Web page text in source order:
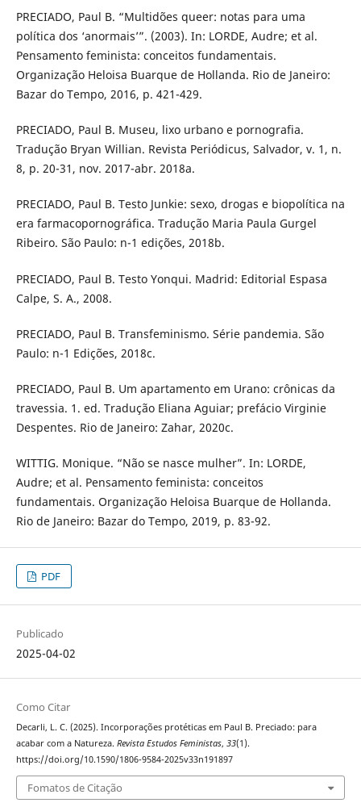
PRECIADO, Paul B. “Multidões queer: notas para uma
política dos ‘anormais’”. (2003). In: LORDE, Audre; et al.
Pensamento feminista: conceitos fundamentais.
Organização Heloisa Buarque de Hollanda. Rio de Janeiro:
Bazar do Tempo, 2016, p. 421-429.
PRECIADO, Paul B. Museu, lixo urbano e pornografia.
Tradução Bryan Willian. Revista Periódicus, Salvador, v. 1, n.
8, p. 20-31, nov. 2017-abr. 2018a.
PRECIADO, Paul B. Testo Junkie: sexo, drogas e biopolítica na
era farmacopornográfica. Tradução Maria Paula Gurgel
Ribeiro. São Paulo: n-1 edições, 2018b.
PRECIADO, Paul B. Testo Yonqui. Madrid: Editorial Espasa
Calpe, S. A., 2008.
PRECIADO, Paul B. Transfeminismo. Série pandemia. São
Paulo: n-1 Edições, 2018c.
PRECIADO, Paul B. Um apartamento em Urano: crônicas da
travessia. 1. ed. Tradução Eliana Aguiar; prefácio Virginie
Despentes. Rio de Janeiro: Zahar, 2020c.
WITTIG. Monique. “Não se nasce mulher”. In: LORDE,
Audre; et al. Pensamento feminista: conceitos
fundamentais. Organização Heloisa Buarque de Hollanda.
Rio de Janeiro: Bazar do Tempo, 2019, p. 83-92.
PDF
Publicado
2025-04-02
Como Citar
Decarli, L. C. (2025). Incorporações protéticas em Paul B. Preciado: para
acabar com a Natureza. Revista Estudos Feministas, 33(1).
https://doi.org/10.1590/1806-9584-2025v33n191897
Fomatos de Citação